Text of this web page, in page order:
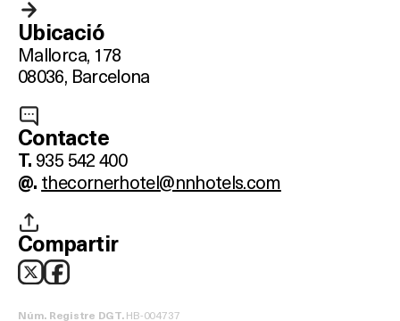
Ubicació
Mallorca, 178
08036, Barcelona
Contacte
T. 935 542 400
@. thecornerhotel@nnhotels.com
Compartir
Núm. Registre DGT. HB-004737